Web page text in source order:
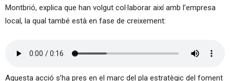
Montbrió, explica que han volgut col·laborar així amb l’empresa
local, la qual també està en fase de creixement:
Aquesta acció s’ha pres en el marc del pla estratègic del foment